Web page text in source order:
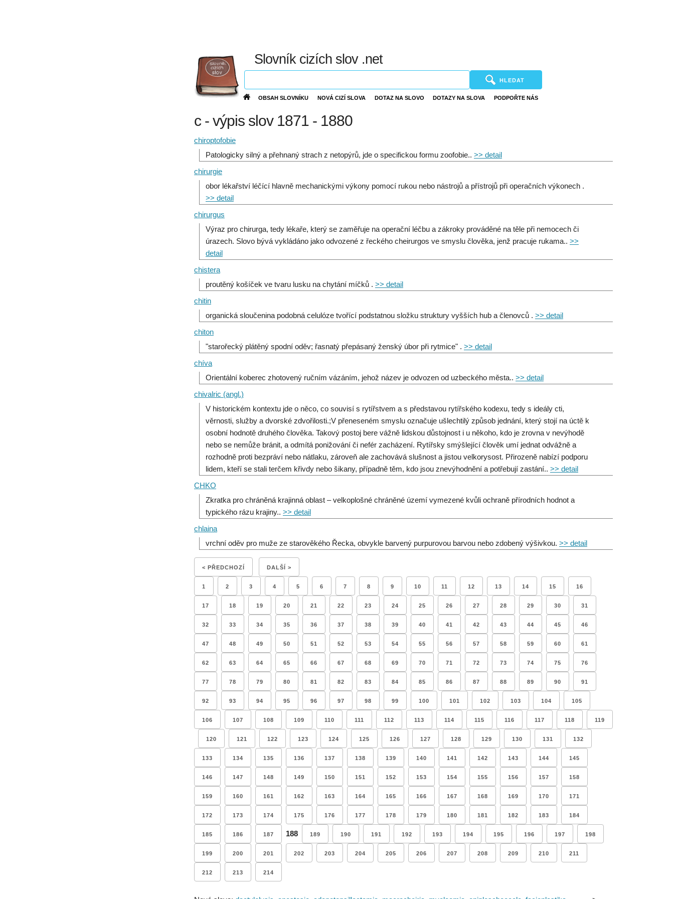
Slovník cizích slov .net
HLEDAT
OBSAH SLOVNÍKU NOVÁ CIZÍ SLOVA DOTAZ NA SLOVO DOTAZY NA SLOVA PODPOŘTE NÁS
c - výpis slov 1871 - 1880
chiroptofobie
Patologicky silný a přehnaný strach z netopýrů, jde o specifickou formu zoofobie.. >> detail
chirurgie
obor lékařství léčící hlavně mechanickými výkony pomocí rukou nebo nástrojů a přístrojů při operačních výkonech .
>> detail
chirurgus
Výraz pro chirurga, tedy lékaře, který se zaměřuje na operační léčbu a zákroky prováděné na těle při nemocech či
úrazech. Slovo bývá vykládáno jako odvozené z řeckého cheirurgos ve smyslu člověka, jenž pracuje rukama.. >>
detail
chistera
proutěný košíček ve tvaru lusku na chytání míčků . >> detail
chitin
organická sloučenina podobná celulóze tvořící podstatnou složku struktury vyšších hub a členovců . >> detail
chiton
"starořecký plátěný spodní oděv; řasnatý přepásaný ženský úbor při rytmice" . >> detail
chíva
Orientální koberec zhotovený ručním vázáním, jehož název je odvozen od uzbeckého města.. >> detail
chivalric (angl.)
V historickém kontextu jde o něco, co souvisí s rytířstvem a s představou rytířského kodexu, tedy s ideály cti,
věrnosti, služby a dvorské zdvořilosti.;V přeneseném smyslu označuje ušlechtilý způsob jednání, který stojí na úctě k
osobní hodnotě druhého člověka. Takový postoj bere vážně lidskou důstojnost i u někoho, kdo je zrovna v nevýhodě
nebo se nemůže bránit, a odmítá ponižování či nefér zacházení. Rytířsky smýšlející člověk umí jednat odvážně a
rozhodně proti bezpráví nebo nátlaku, zároveň ale zachovává slušnost a jistou velkorysost. Přirozeně nabízí podporu
lidem, kteří se stali terčem křivdy nebo šikany, případně těm, kdo jsou znevýhodnění a potřebují zastání.. >> detail
CHKO
Zkratka pro chráněná krajinná oblast – velkoplošné chráněné území vymezené kvůli ochraně přírodních hodnot a
typického rázu krajiny.. >> detail
chlaina
vrchní oděv pro muže ze starověkého Řecka, obvykle barvený purpurovou barvou nebo zdobený výšivkou. >> detail
< PŘEDCHOZÍ DALŠÍ >
1 2 3 4 5 6 7 8 9 10 11 12 13 14 15 16
17 18 19 20 21 22 23 24 25 26 27 28 29 30 31
32 33 34 35 36 37 38 39 40 41 42 43 44 45 46
47 48 49 50 51 52 53 54 55 56 57 58 59 60 61
62 63 64 65 66 67 68 69 70 71 72 73 74 75 76
77 78 79 80 81 82 83 84 85 86 87 88 89 90 91
92 93 94 95 96 97 98 99 100 101 102 103 104 105
106 107 108 109 110 111 112 113 114 115 116 117 118 119
120 121 122 123 124 125 126 127 128 129 130 131 132
133 134 135 136 137 138 139 140 141 142 143 144 145
146 147 148 149 150 151 152 153 154 155 156 157 158
159 160 161 162 163 164 165 166 167 168 169 170 171
172 173 174 175 176 177 178 179 180 181 182 183 184
185 186 187 188 189 190 191 192 193 194 195 196 197 198
199 200 201 202 203 204 205 206 207 208 209 210 211
212 213 214